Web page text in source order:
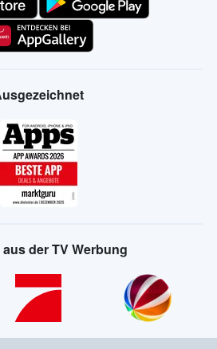
der TV Werbung